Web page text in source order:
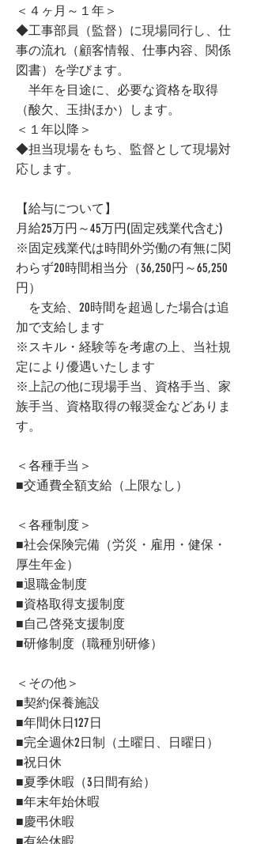
＜４ヶ月～１年＞
◆工事部員（監督）に現場同行し、仕
事の流れ（顧客情報、仕事内容、関係
図書）を学びます。
半年を目途に、必要な資格を取得
（酸欠、玉掛ほか）します。
＜１年以降＞
◆担当現場をもち、監督として現場対
応します。
【給与について】
月給25万円～45万円(固定残業代含む)
※固定残業代は時間外労働の有無に関
わらず20時間相当分（36,250円～65,250
円）
を支給、20時間を超過した場合は追
加で支給します
※スキル・経験等を考慮の上、当社規
定により優遇いたします
※上記の他に現場手当、資格手当、家
族手当、資格取得の報奨金などありま
す。
＜各種手当＞
■交通費全額支給（上限なし）
＜各種制度＞
■社会保険完備（労災・雇用・健保・
厚生年金）
■退職金制度
■資格取得支援制度
■自己啓発支援制度
■研修制度（職種別研修）
＜その他＞
■契約保養施設
■年間休日127日
■完全週休2日制（土曜日、日曜日）
■祝日休
■夏季休暇（3日間有給）
■年末年始休暇
■慶弔休暇